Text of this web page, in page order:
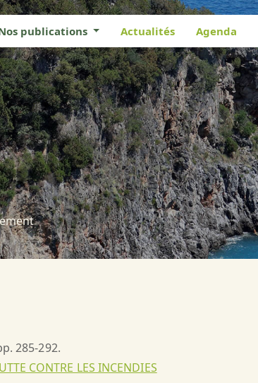
publications Actualités Agenda
285-292.
CONTRE LES INCENDIES